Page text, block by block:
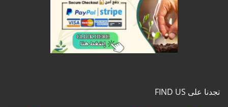
تجدنا على FIND US